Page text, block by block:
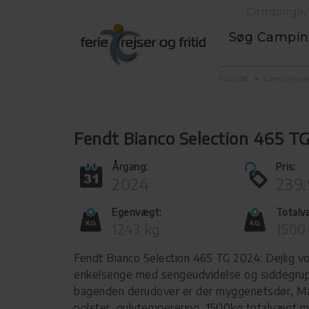
Søg
Fendt Bianco Selection 465 TG
Årgang: Pris:
Egenvægt:
Fendt Bianco Selection 465 TG 2024: Dejlig
enkelsenge med sengeudvidelse og
bagenden derudover er der myggenetsdør,